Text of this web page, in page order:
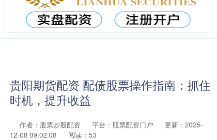
贵阳期货配资 配债股票操作指南：抓住
时机，提升收益
作者：股票炒股配资 平台：股票配资门户
更新：2025-
12-08 09:02:08
阅读：53